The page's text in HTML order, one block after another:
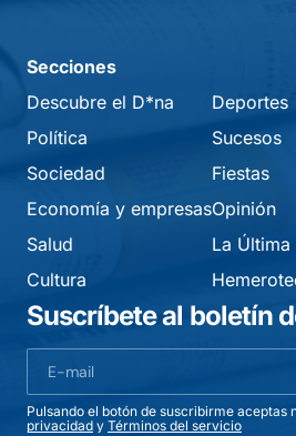
Secciones
Descubre el D*na
Política
Sociedad
Economía y empresas
Salud
Cultura
Deportes
Sucesos
Fiestas
Opinión
La Última
Suscríbete al boletín
Pulsando el botón de suscribirme aceptas
privacidad y Términos del servicio